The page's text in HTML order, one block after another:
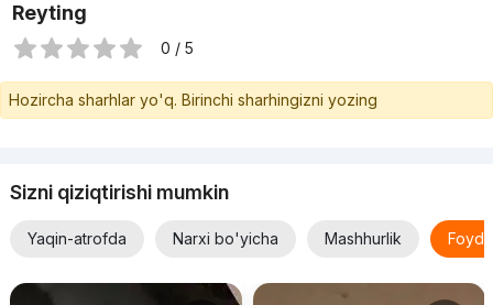
Reyting
0 / 5
Hozircha sharhlar yo'q. Birinchi sharhingizni yozing
Sizni qiziqtirishi mumkin
Yaqin-atrofda Narxi bo'yicha Mashhurlik